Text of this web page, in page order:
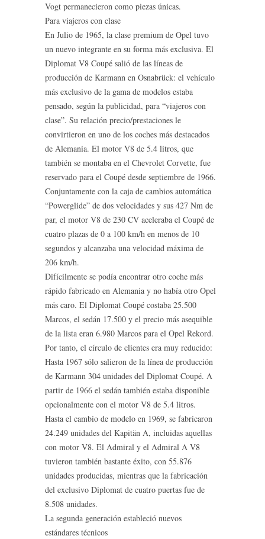
Vogt permanecieron como piezas únicas.
Para viajeros con clase
En Julio de 1965, la clase premium de Opel tuvo
un nuevo integrante en su forma más exclusiva. El
Diplomat V8 Coupé salió de las líneas de
producción de Karmann en Osnabrück: el vehículo
más exclusivo de la gama de modelos estaba
pensado, según la publicidad, para “viajeros con
clase”. Su relación precio/prestaciones le
convirtieron en uno de los coches más destacados
de Alemania. El motor V8 de 5.4 litros, que
también se montaba en el Chevrolet Corvette, fue
reservado para el Coupé desde septiembre de 1966.
Conjuntamente con la caja de cambios automática
“Powerglide” de dos velocidades y sus 427 Nm de
par, el motor V8 de 230 CV aceleraba el Coupé de
cuatro plazas de 0 a 100 km/h en menos de 10
segundos y alcanzaba una velocidad máxima de
206 km/h.
Difícilmente se podía encontrar otro coche más
rápido fabricado en Alemania y no había otro Opel
más caro. El Diplomat Coupé costaba 25.500
Marcos, el sedán 17.500 y el precio más asequible
de la lista eran 6.980 Marcos para el Opel Rekord.
Por tanto, el círculo de clientes era muy reducido:
Hasta 1967 sólo salieron de la línea de producción
de Karmann 304 unidades del Diplomat Coupé. A
partir de 1966 el sedán también estaba disponible
opcionalmente con el motor V8 de 5.4 litros.
Hasta el cambio de modelo en 1969, se fabricaron
24.249 unidades del Kapitän A, incluidas aquellas
con motor V8. El Admiral y el Admiral A V8
tuvieron también bastante éxito, con 55.876
unidades producidas, mientras que la fabricación
del exclusivo Diplomat de cuatro puertas fue de
8.508 unidades.
La segunda generación estableció nuevos
estándares técnicos